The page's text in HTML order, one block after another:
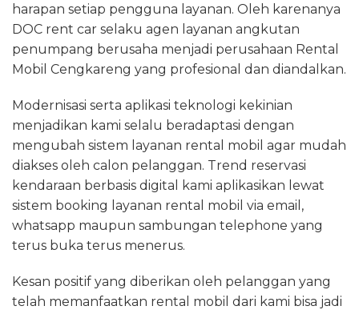
harapan setiap pengguna layanan. Oleh karenanya
DOC rent car selaku agen layanan angkutan
penumpang berusaha menjadi perusahaan Rental
Mobil Cengkareng yang profesional dan diandalkan.
Modernisasi serta aplikasi teknologi kekinian
menjadikan kami selalu beradaptasi dengan
mengubah sistem layanan rental mobil agar mudah
diakses oleh calon pelanggan. Trend reservasi
kendaraan berbasis digital kami aplikasikan lewat
sistem booking layanan rental mobil via email,
whatsapp maupun sambungan telephone yang
terus buka terus menerus.
Kesan positif yang diberikan oleh pelanggan yang
telah memanfaatkan rental mobil dari kami bisa jadi